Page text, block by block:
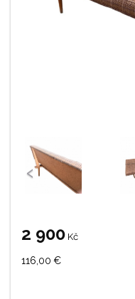
‹
2 900 Kč
116,00 €